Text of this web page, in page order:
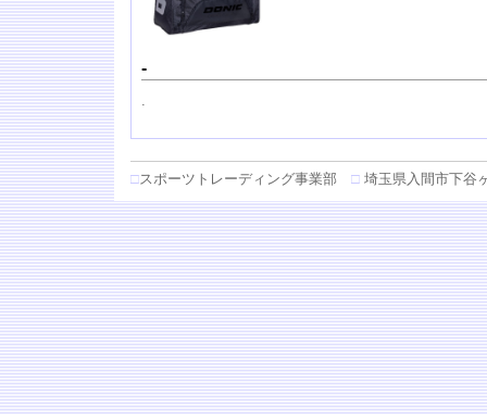
-
.
□スポーツトレーディング事業部 □ 埼玉県入間市下谷